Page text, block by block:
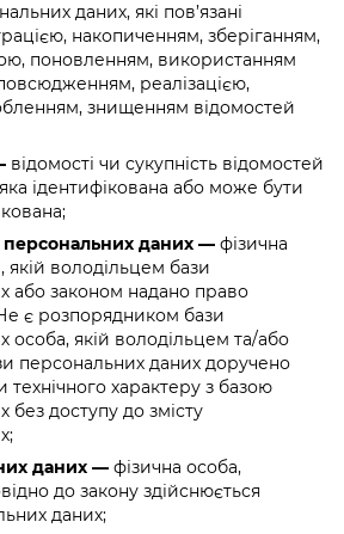
даних, які пов’язані
накопиченням, зберіганням,
поновленням, використанням
реалізацією,
знищенням відомостей
відомості чи сукупність відомостей
ідентифікована або може бути
даних — фізична
володільцем бази
або законом надано право
є розпорядником бази
особа, якій володільцем та/або
персональних даних доручено
технічного характеру з базою
без доступу до змісту
даних — фізична особа,
до закону здійснюється
даних;